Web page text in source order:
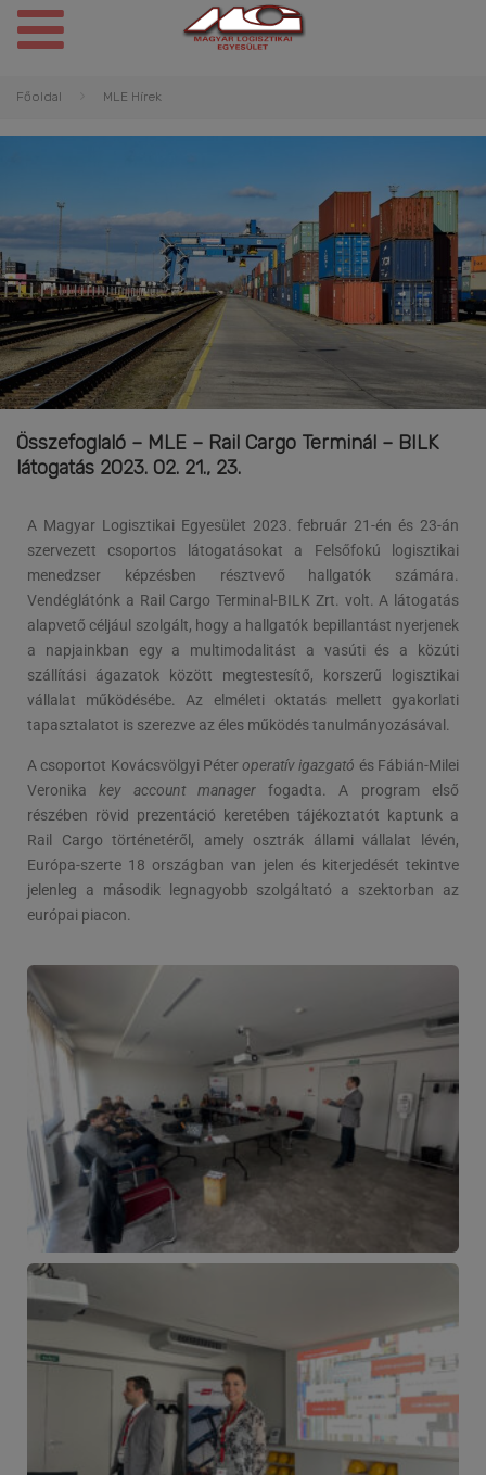
Főoldal MLE Hírek
Összefoglaló – MLE – Rail Cargo Terminál – BILK
látogatás 2023. 02. 21., 23.
A Magyar Logisztikai Egyesület 2023. február 21-én és 23-án
szervezett csoportos látogatásokat a Felsőfokú logisztikai
menedzser képzésben résztvevő hallgatók számára.
Vendéglátónk a Rail Cargo Terminal-BILK Zrt. volt. A látogatás
alapvető céljául szolgált, hogy a hallgatók bepillantást nyerjenek
a napjainkban egy a multimodalitást a vasúti és a közúti
szállítási ágazatok között megtestesítő, korszerű logisztikai
vállalat működésébe. Az elméleti oktatás mellett gyakorlati
tapasztalatot is szerezve az éles működés tanulmányozásával.
A csoportot Kovácsvölgyi Péteroperatív igazgató és Fábián-Milei
Veronikakey account managerfogadta. A program első
részében rövid prezentáció keretében tájékoztatót kaptunk a
Rail Cargo történetéről, amely osztrák állami vállalat lévén,
Európa-szerte 18 országban van jelen és kiterjedését tekintve
jelenleg a második legnagyobb szolgáltató a szektorban az
európai piacon.